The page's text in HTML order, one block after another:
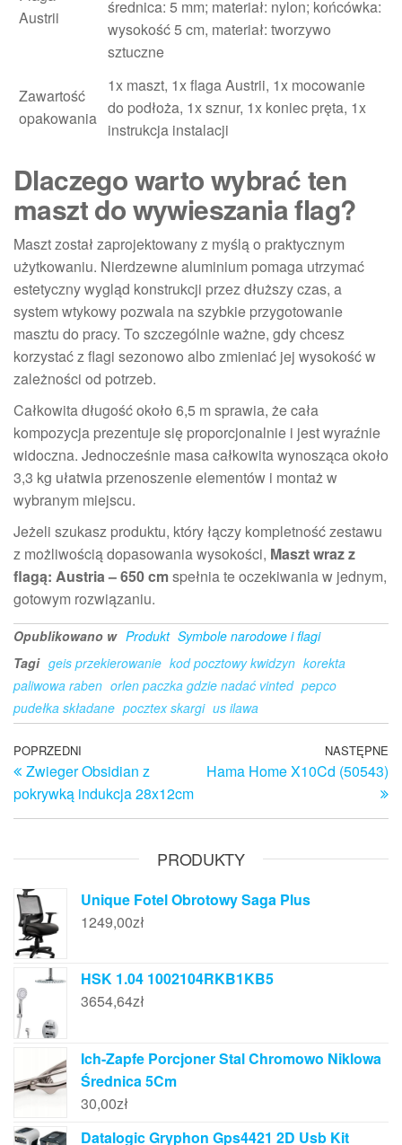
Austrii
średnica: 5 mm; materiał: nylon; końcówka:
wysokość 5 cm, materiał: tworzywo
sztuczne
Zawartość
opakowania
1x maszt, 1x flaga Austrii, 1x mocowanie
do podłoża, 1x sznur, 1x koniec pręta, 1x
instrukcja instalacji
Dlaczego warto wybrać ten
maszt do wywieszania flag?
Maszt został zaprojektowany z myślą o praktycznym
użytkowaniu. Nierdzewne aluminium pomaga utrzymać
estetyczny wygląd konstrukcji przez dłuższy czas, a
system wtykowy pozwala na szybkie przygotowanie
masztu do pracy. To szczególnie ważne, gdy chcesz
korzystać z flagi sezonowo albo zmieniać jej wysokość w
zależności od potrzeb.
Całkowita długość około 6,5 m sprawia, że cała
kompozycja prezentuje się proporcjonalnie i jest wyraźnie
widoczna. Jednocześnie masa całkowita wynosząca około
3,3 kg ułatwia przenoszenie elementów i montaż w
wybranym miejscu.
Jeżeli szukasz produktu, który łączy kompletność zestawu
z możliwością dopasowania wysokości, Maszt wraz z
flagą: Austria – 650 cmspełnia te oczekiwania w jednym,
gotowym rozwiązaniu.
Opublikowano w Produkt Symbole narodowe i flagi
Tagi geis przekierowanie kod pocztowy kwidzyn korekta
paliwowa raben orlen paczka gdzie nadać vinted pepco
pudełka składane pocztex skargi us ilawa
Nawigacja
wpisu
Poprzedni
wpis
POPRZEDNI
Zwieger Obsidian z
pokrywką indukcja 28x12cm
NASTĘPNE
Hama Home X10Cd (50543)
PRODUKTY
Unique Fotel Obrotowy Saga Plus
1249,00zł
HSK 1.04 1002104RKB1KB5
3654,64zł
Ich-Zapfe Porcjoner Stal Chromowo Niklowa
Średnica 5Cm
30,00zł
Datalogic Gryphon Gps4421 2D Usb Kit